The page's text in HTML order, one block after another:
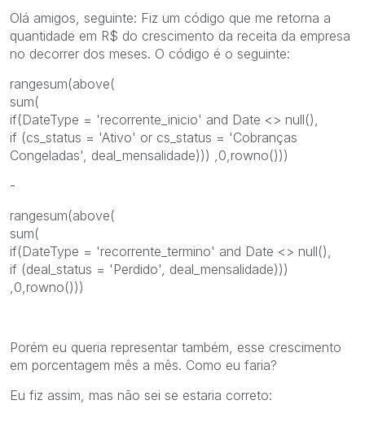
Olá amigos, seguinte: Fiz um código que me retorna a
quantidade em R$ do crescimento da receita da empresa
no decorrer dos meses. O código é o seguinte:
rangesum(above(
sum(
if(DateType = 'recorrente_inicio' and Date <> null(),
if (cs_status = 'Ativo' or cs_status = 'Cobranças
Congeladas', deal_mensalidade))) ,0,rowno()))
-
rangesum(above(
sum(
if(DateType = 'recorrente_termino' and Date <> null(),
if (deal_status = 'Perdido', deal_mensalidade)))
,0,rowno()))
Porém eu queria representar também, esse crescimento
em porcentagem mês a mês. Como eu faria?
Eu fiz assim, mas não sei se estaria correto: